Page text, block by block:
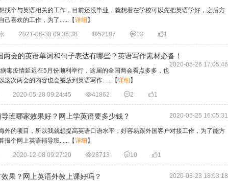
找个与英语相关的工作，目前还没毕业，就想着在学校可以先把英语学好，之后方
己喜欢的工作，为了...... 【详细 】
2021-06-30 09:36:38 52187 13 1
两会的英语单词和句子表达有哪些？英语写作素材必备！
2020-05-26 17:05:46
毒疫情延迟在5月份顺利举行，这届的全国两会看点多多，也
这次两会的内容也会被放到英语写作...... 【详细 】
2020-05-28 09:24:45 41862 2 1
班哪家效果好？网上学英语要多少钱？ 2020-05-25 16:05:31
外的项目，所以我就想提高英语口语水平，好容易跟外国客户对接工作，为了能方
报个网上英语辅导班...... 【详细 】
2020-12-08 09:27:20 28713 10 1
果？网上英语外教上课好吗？ 2020-03-23 18:03:18